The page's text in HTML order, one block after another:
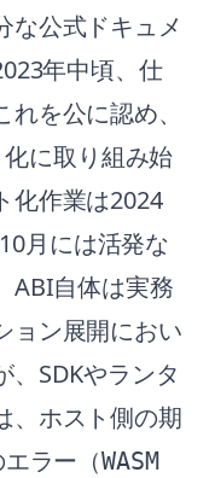
な公式ドキュメ
年中頃、仕
を公に認め、
に取り組み始
化作業は2024
月には活発な
ABI自体は実務
ョン展開におい
、SDKやランタ
、ホスト側の期
ラー（WASM